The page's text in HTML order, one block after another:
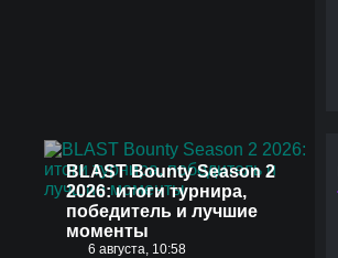
BLAST Bounty Season 2
2026: итоги турнира,
победитель и лучшие
моменты
6 августа, 10:58